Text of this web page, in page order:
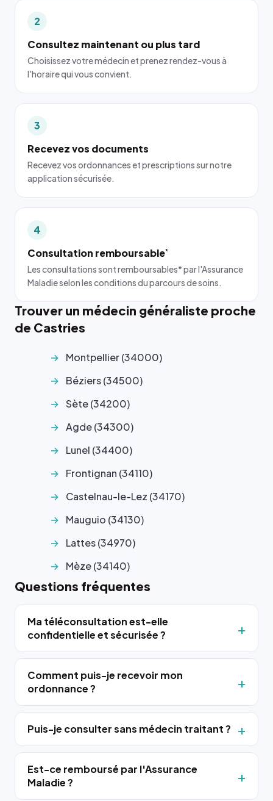
2
Consultez maintenant ou plus tard
Choisissez votre médecin et prenez rendez-vous à
l'horaire qui vous convient.
3
Recevez vos documents
Recevez vos ordonnances et prescriptions sur notre
application sécurisée.
4
Consultation remboursable*
Les consultations sont remboursables* par l'Assurance
Maladie selon les conditions du parcours de soins.
Trouver un médecin généraliste proche
de Castries
Montpellier (34000)
Béziers (34500)
Sète (34200)
Agde (34300)
Lunel (34400)
Frontignan (34110)
Castelnau-le-Lez (34170)
Mauguio (34130)
Lattes (34970)
Mèze (34140)
Questions fréquentes
Ma téléconsultation est-elle
confidentielle et sécurisée ?
Comment puis-je recevoir mon
ordonnance ?
Puis-je consulter sans médecin traitant ?
Est-ce remboursé par l'Assurance
Maladie ?